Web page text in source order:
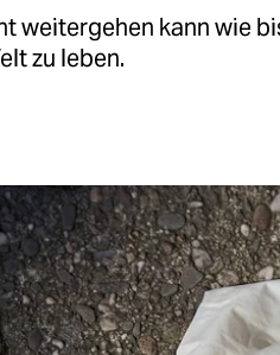
weitergehen kann wie
zu leben.